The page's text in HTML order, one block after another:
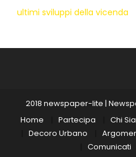
ultimi sviluppi della vicenda
2018 newspaper-lite |
Home
Partecipa Chi
Decoro Urbano
Comunicati